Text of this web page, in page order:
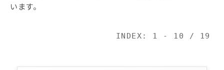
います。
INDEX: 1 - 10 / 19